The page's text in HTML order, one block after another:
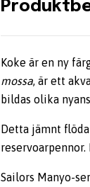
Koke är en ny
mossa, är ett
bildas olika
Detta jämnt
reservoarpennor.
Sailors Manyo-